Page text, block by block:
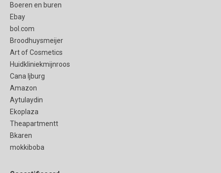
Boeren en buren
Ebay
bol.com
Broodhuysmeijer
Art of Cosmetics
Huidkliniekmijnroos
Cana Ijburg
Amazon
Aytulaydin
Ekoplaza
Theapartmentt
Bkaren
mokkiboba